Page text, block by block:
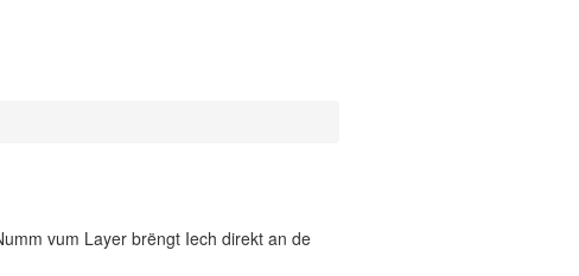
vum Layer brëngt Iech direkt an de